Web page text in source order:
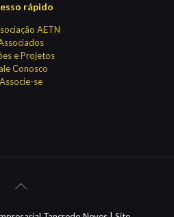
rápido
AETN
e Projetos
Conosco
Associe-se